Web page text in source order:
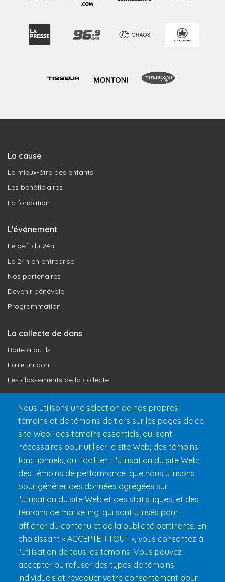
La cause
Le mieux-être des enfants
Les bénéficiaires
La fondation
L'événement
Le défi du 24h
Le 24h en entreprise
Nos partenaires
Devenir bénévole
Programmation
La collecte de dons
Boîte à outils
Faire un don
Les classements de la collecte
Où vont les dons
Le programme de reconnaissance
Préparer son 24h
Informations pratiques
FAQ et règlements
Fondation 24h Tremblant 1000 chemin des Voyageurs, Mont-
Nous utilisons une sélection de nos propres
témoins et de témoins de tiers sur les pages de ce
site Web : des témoins essentiels, qui sont
nécessaires pour utiliser le site Web; des témoins
fonctionnels, qui facilitent l'utilisation du site Web;
des témoins de performance, que nous utilisons
pour générer des données agrégées sur
l'utilisation du site Web et des statistiques; et des
témoins de marketing, qui sont utilisés pour
afficher du contenu et de la publicité pertinents. En
choisissant « ACCEPTER TOUT », vous consentez à
l'utilisation de tous les témoins. Vous pouvez
accepter ou refuser des types de témoins
individuels et révoquer votre consentement pour